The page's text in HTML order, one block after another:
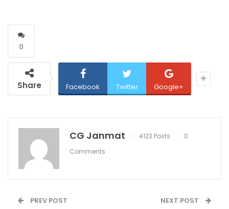
0
Share Facebook Twitter Google+
CG Janmat 4123 Posts
0
Comments
PREV POST NEXT POST